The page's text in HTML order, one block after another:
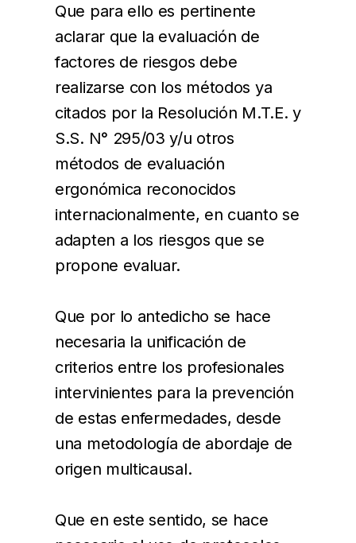
Que para ello es pertinente
aclarar que la evaluación de
factores de riesgos debe
realizarse con los métodos ya
citados por la Resolución M.T.E. y
S.S. N° 295/03 y/u otros
métodos de evaluación
ergonómica reconocidos
internacionalmente, en cuanto se
adapten a los riesgos que se
propone evaluar.
Que por lo antedicho se hace
necesaria la unificación de
criterios entre los profesionales
intervinientes para la prevención
de estas enfermedades, desde
una metodología de abordaje de
origen multicausal.
Que en este sentido, se hace